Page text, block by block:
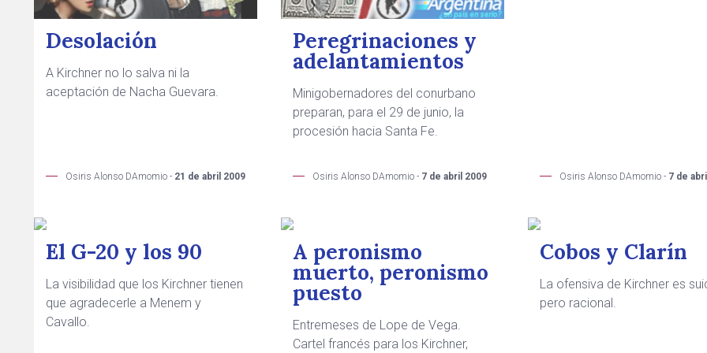
Desolación
A Kirchner no lo salva ni la
aceptación de Nacha Guevara.
Osiris Alonso DAmomio - 21 de abril 2009
Peregrinaciones y
adelantamientos
Minigobernadores del conurbano
preparan, para el 29 de junio, la
procesión hacia Santa Fe.
Osiris Alonso DAmomio - 7 de abril 2009 Osiris Alonso DAmomio - 7 de
El G-20 y los 90
La visibilidad que los Kirchner tienen
que agradecerle a Menem y
Cavallo.
A peronismo
muerto, peronismo
puesto
Entremeses de Lope de Vega.
Cartel francés para los Kirchner,
Cobos y Clarín
La ofensiva de Kirchner es
pero racional.